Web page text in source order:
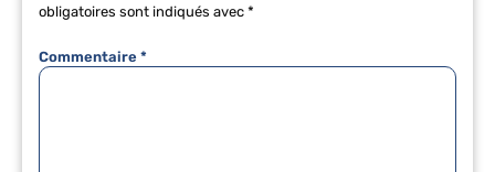
obligatoires sont indiqués avec *
Commentaire *